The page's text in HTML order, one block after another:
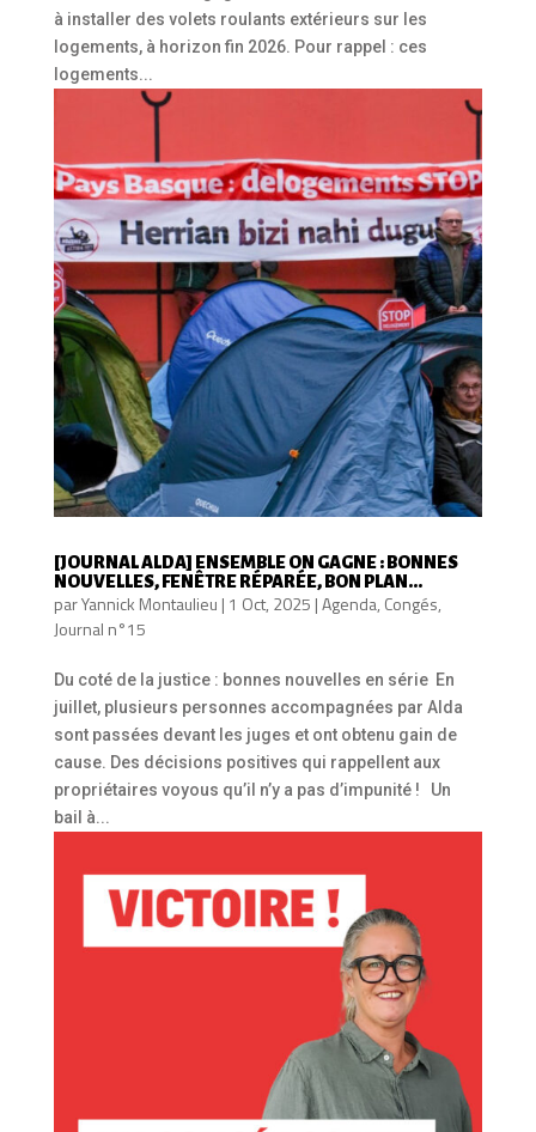
à installer des volets roulants extérieurs sur les
logements, à horizon fin 2026. Pour rappel : ces
logements...
[JOURNAL ALDA] ENSEMBLE ON GAGNE : BONNES
NOUVELLES, FENÊTRE RÉPARÉE, BON PLAN…
parYannick Montaulieu | 1 Oct, 2025 |Agenda, Congés,
Journal n°15
Du coté de la justice : bonnes nouvelles en série En
juillet, plusieurs personnes accompagnées par Alda
sont passées devant les juges et ont obtenu gain de
cause. Des décisions positives qui rappellent aux
propriétaires voyous qu’il n’y a pas d’impunité ! Un
bail à...